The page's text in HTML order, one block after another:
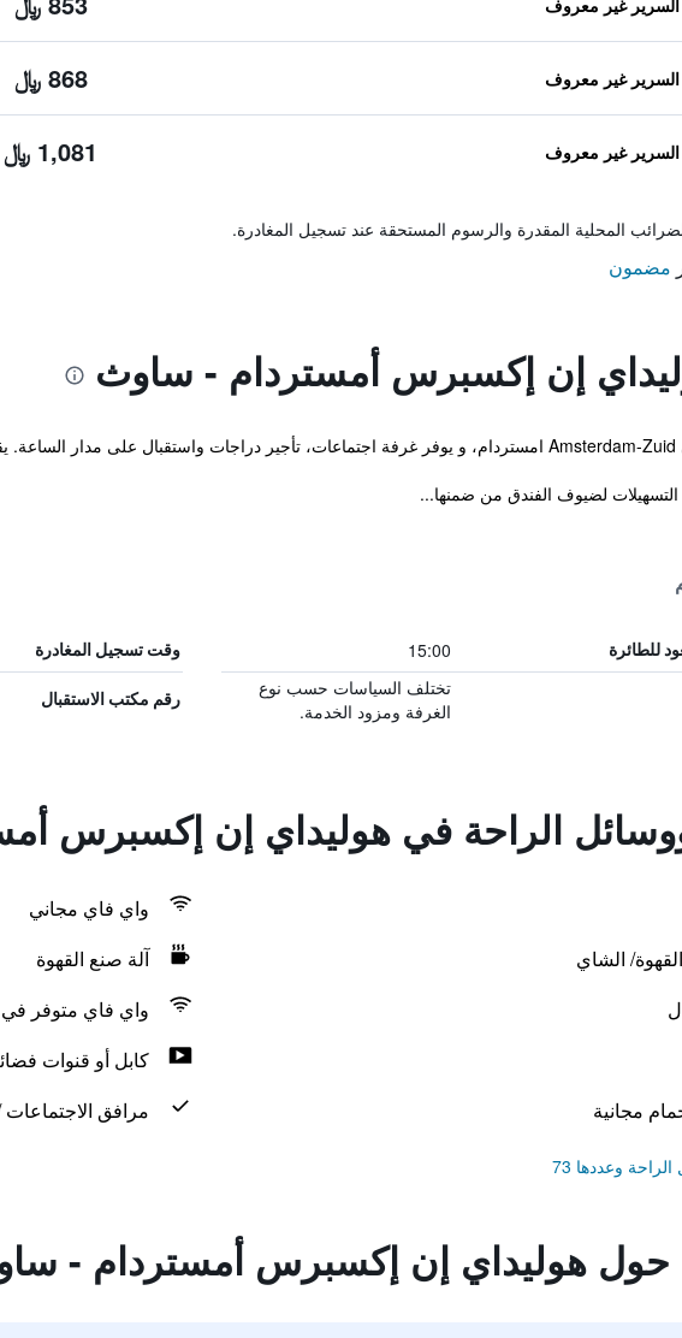
السرير غير معروف
السرير غير معروف 868 ﷼
السرير غير معروف 1,081 ﷼
المحلية المقدرة والرسوم المستحقة عند تسجيل المغادرة.
مضمون
إن إكسبرس أمستردام - ساوث
لضيوف الفندق من ضمنها...
للطائرة 15:00 وقت تسجيل المغادرة
تختلف السياسات حسب نوع
الغرفة ومزود الخدمة.
رقم مكتب الاستقبال
ووسائل الراحة في هوليداي إن إكسبرس
واي فاي مجاني
الشاي
آلة صنع القهوة
واي فاي متوفر
كابل أو قنوات
مجانية
مرافق الاجتماعات /
وعددها 73
حول هوليداي إن إكسبرس أمستردام -